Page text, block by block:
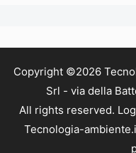
Copyright ©2026
Srl - via della
All rights reserved.
Tecnologia-